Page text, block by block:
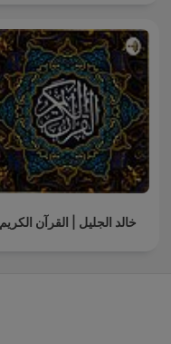
خالد الجليل | القرآن الكريم